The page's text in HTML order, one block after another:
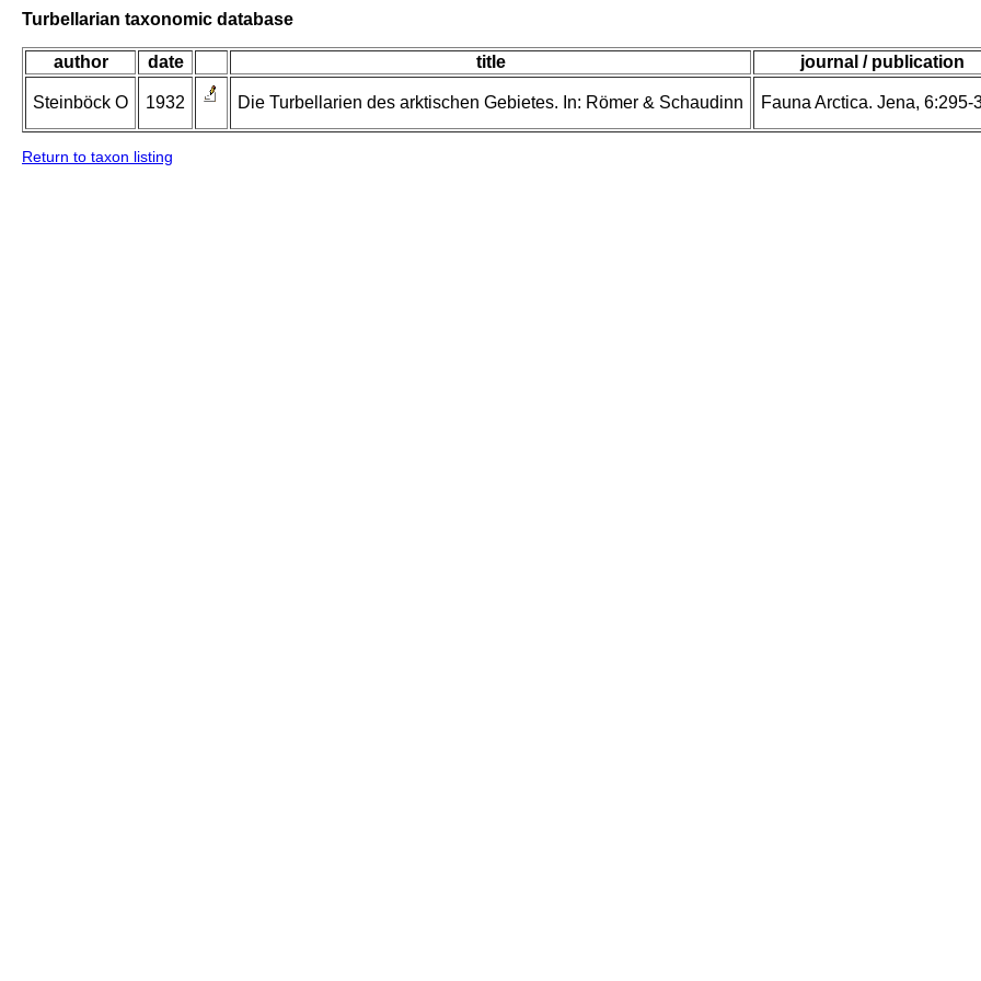
Turbellarian taxonomic database
author date title journal / publication
Steinböck O 1932 Die Turbellarien des arktischen Gebietes. In: Römer & Schaudinn Fauna Arctica. Jena, 6:295-
Return to taxon listing